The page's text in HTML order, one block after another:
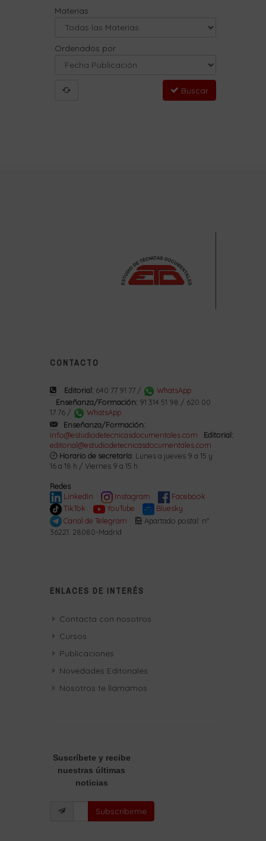
Materias
Ordenados por
Buscar
CONTACTO
Editorial: 640 77 91 77 /
WhatsApp
Enseñanza/Formación: 91 314 51 98 / 620 00
17 76 /
WhatsApp
Enseñanza/Formación:
info@estudiodetecnicasdocumentales.com
Editorial:
editorial@estudiodetecnicasdocumentales.com
Horario de secretaría: Lunes a jueves 9 a 15 y
16 a 18 h / Viernes 9 a 15 h.
Redes
LinkedIn
Instagram
Facebook
TikTok
YouTube
Bluesky
Canal de Telegram
Apartado postal: nº
36221. 28080-Madrid
ENLACES DE INTERÉS
Contacta con nosotros
Cursos
Publicaciones
Novedades Editoriales
Nosotros te llamamos
Suscríbete y recibe
nuestras últimas
noticias
Subscribirme